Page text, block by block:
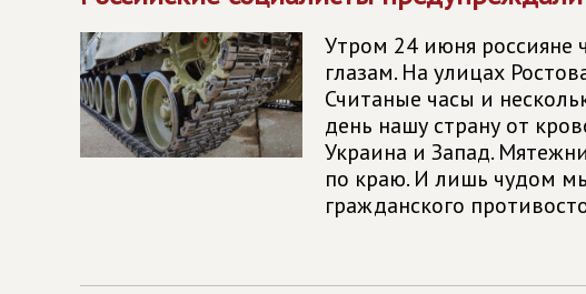
Утром 24 июня россияне
глазам. На улицах
Считаные часы и
день нашу страну от
Украина и Запад.
по краю. И лишь чудом
гражданского